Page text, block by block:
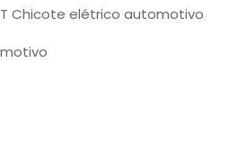
Chicote elétrico automotivo